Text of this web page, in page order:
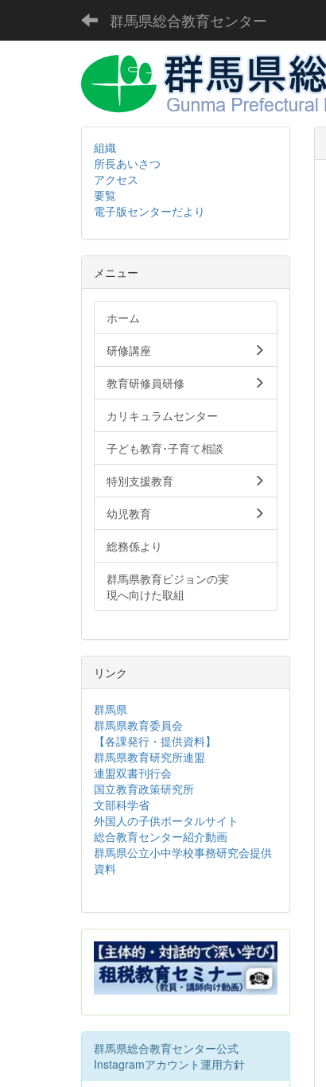
群馬県総合教育センター
組織
所長あいさつ
アクセス
要覧
電子版センターだより
メニュー
ホーム
研修講座
教育研修員研修
カリキュラムセンター
子ども教育･子育て相談
特別支援教育
幼児教育
総務係より
群馬県教育ビジョンの実
現へ向けた取組
リンク
群馬県
群馬県教育委員会
【各課発行・提供資料】
群馬県教育研究所連盟
連盟双書刊行会
国立教育政策研究所
文部科学省
外国人の子供ポータルサイト
総合教育センター紹介動画
群馬県公立小中学校事務研究会提供
資料
群馬県総合教育センター公式
Instagramアカウント運用方針